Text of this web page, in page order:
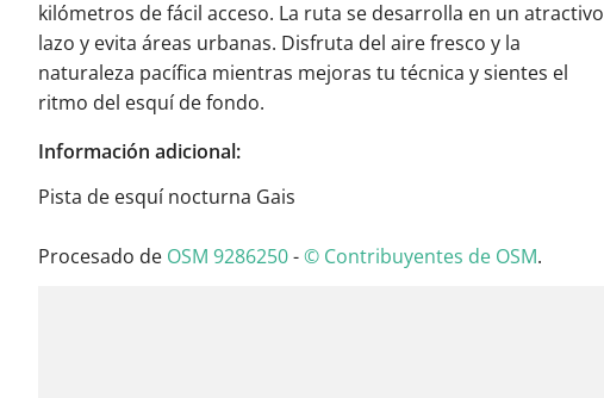
kilómetros de fácil acceso. La ruta se desarrolla en un atractivo
lazo y evita áreas urbanas. Disfruta del aire fresco y la
naturaleza pacífica mientras mejoras tu técnica y sientes el
ritmo del esquí de fondo.
Información adicional:
Pista de esquí nocturna Gais
Procesado de OSM 9286250-© Contribuyentes de OSM.